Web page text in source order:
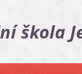
škola